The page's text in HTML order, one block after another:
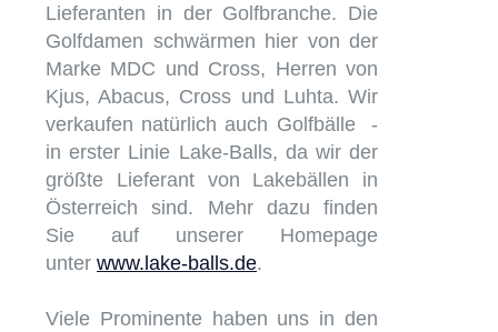
Lieferanten in der Golfbranche. Die
Golfdamen schwärmen hier von der
Marke MDC und Cross, Herren von
Kjus, Abacus, Cross und Luhta. Wir
verkaufen natürlich auch Golfbälle -
in erster Linie Lake-Balls, da wir der
größte Lieferant von Lakebällen in
Österreich sind. Mehr dazu finden
Sie auf unserer Homepage
unter www.lake-balls.de.
Viele Prominente haben uns in den